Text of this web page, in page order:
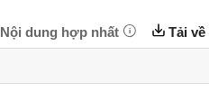
Nội dung hợp nhất Tải về